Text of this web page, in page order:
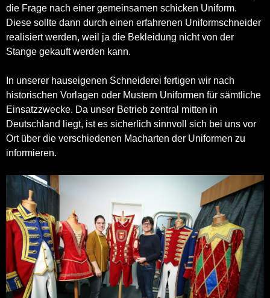
die Frage nach einer gemeinsamen schicken Uniform.
Diese sollte dann durch einen erfahrenen Uniformschneider
realisiert werden, weil ja die Bekleidung nicht von der
Stange gekauft werden kann.
In unserer hauseigenen Schneiderei fertigen wir nach
historischen Vorlagen oder Mustern Uniformen für sämtliche
Einsatzzwecke. Da unser Betrieb zentral mitten in
Deutschland liegt, ist es sicherlich sinnvoll sich bei uns vor
Ort über die verschiedenen Macharten der Uniformen zu
informieren.